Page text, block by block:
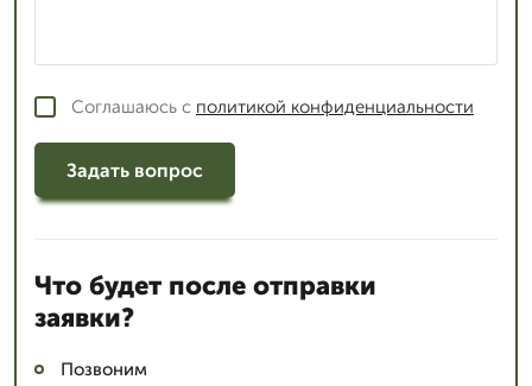
Соглашаюсь с политикой конфиденциальности
Задать вопрос
Что будет после отправки
заявки?
Позвоним